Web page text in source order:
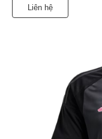
Liên hệ